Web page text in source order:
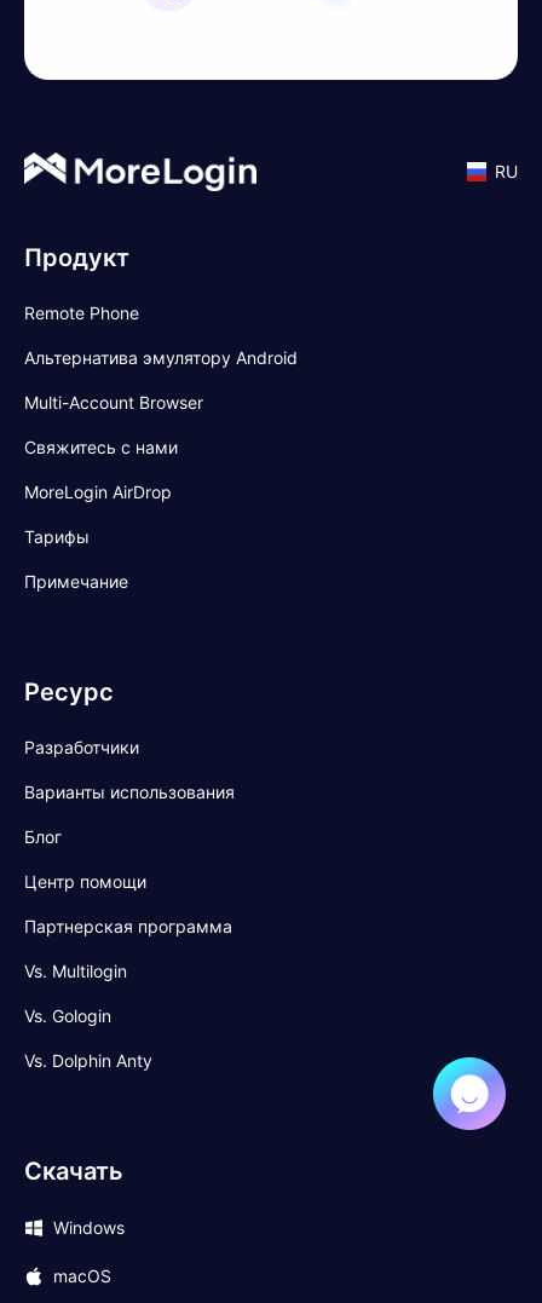
RU
Продукт
Remote Phone
Альтернатива эмулятору Android
Multi-Account Browser
Свяжитесь с нами
MoreLogin AirDrop
Тарифы
Примечание
Ресурс
Разработчики
Варианты использования
Блог
Центр помощи
Партнерская программа
Vs. Multilogin
Vs. Gologin
Vs. Dolphin Anty
Скачать
Windows
macOS